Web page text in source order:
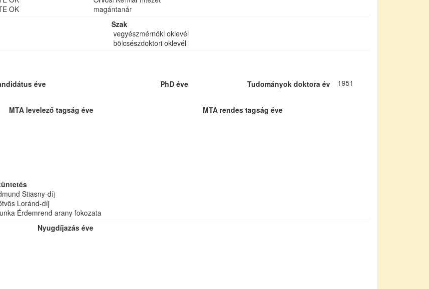
OK
magántanár
Szak
vegyészmérnöki oklevél
bölcsészdoktori oklevél
éve PhD éve Tudományok doktora év
1951
MTA levelező tagság éve
MTA rendes tagság éve
Stiasny-díj
Loránd-díj
Érdemrend arany fokozata
Nyugdíjazás éve